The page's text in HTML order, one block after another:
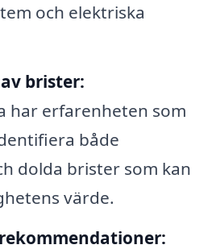
och elektriska
brister:
har erfarenheten som
både
dolda brister som kan
värde.